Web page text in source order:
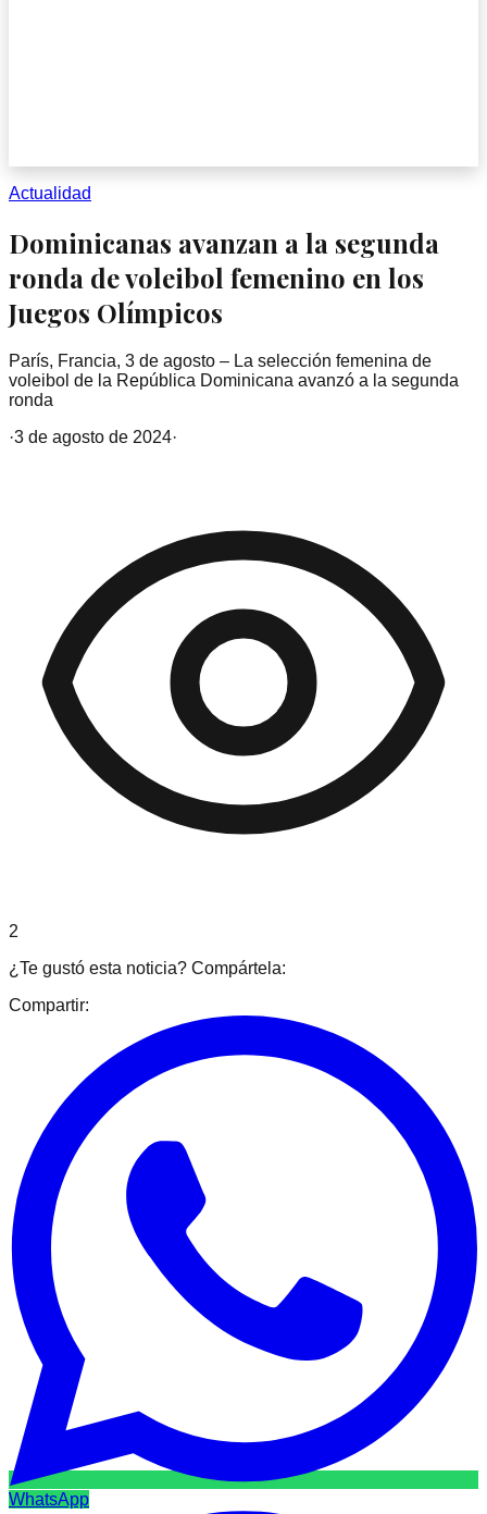
Actualidad
Dominicanas avanzan a la segunda
ronda de voleibol femenino en los
Juegos Olímpicos
París, Francia, 3 de agosto – La selección femenina de
voleibol de la República Dominicana avanzó a la segunda
ronda
·3 de agosto de 2024·
2
¿Te gustó esta noticia? Compártela:
Compartir:
WhatsApp